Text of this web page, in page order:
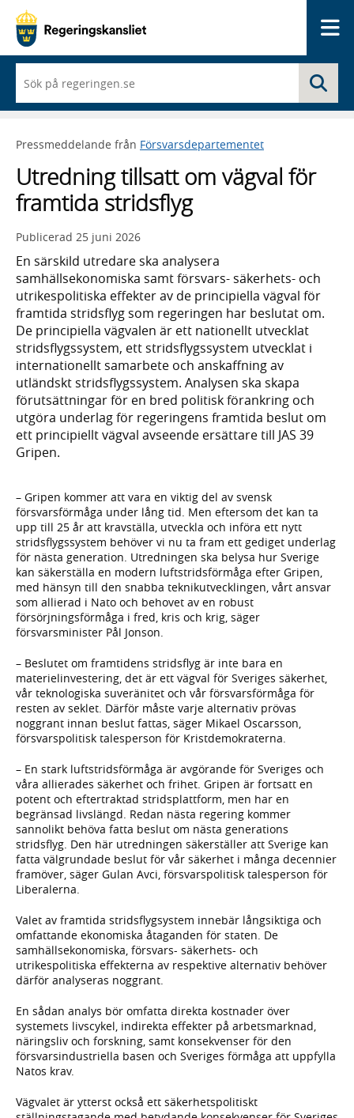
du
börjar
skriva
framträder
lista
med
sökförslag
Pressmeddelande från Försvarsdepartementet
Utredning tillsatt om vägval för
framtida stridsflyg
Publicerad 25 juni 2026
En särskild utredare ska analysera
samhällsekonomiska samt försvars- säkerhets- och
utrikespolitiska effekter av de principiella vägval för
framtida stridsflyg som regeringen har beslutat om.
De principiella vägvalen är ett nationellt utvecklat
stridsflygssystem, ett stridsflygssystem utvecklat i
internationellt samarbete och anskaffning av
utländskt stridsflygssystem. Analysen ska skapa
förutsättningar för en bred politisk förankring och
utgöra underlag för regeringens framtida beslut om
ett principiellt vägval avseende ersättare till JAS 39
Gripen.
– Gripen kommer att vara en viktig del av svensk
försvarsförmåga under lång tid. Men eftersom det kan ta
upp till 25 år att kravställa, utveckla och införa ett nytt
stridsflygssystem behöver vi nu ta fram ett gediget underlag
för nästa generation. Utredningen ska belysa hur Sverige
kan säkerställa en modern luftstridsförmåga efter Gripen,
med hänsyn till den snabba teknikutvecklingen, vårt ansvar
som allierad i Nato och behovet av en robust
försörjningsförmåga i fred, kris och krig, säger
försvarsminister Pål Jonson.
– Beslutet om framtidens stridsflyg är inte bara en
materielinvestering, det är ett vägval för Sveriges säkerhet,
vår teknologiska suveränitet och vår försvarsförmåga för
resten av seklet. Därför måste varje alternativ prövas
noggrant innan beslut fattas, säger Mikael Oscarsson,
försvarspolitisk talesperson för Kristdemokraterna.
– En stark luftstridsförmåga är avgörande för Sveriges och
våra allierades säkerhet och frihet. Gripen är fortsatt en
potent och eftertraktad stridsplattform, men har en
begränsad livslängd. Redan nästa regering kommer
sannolikt behöva fatta beslut om nästa generations
stridsflyg. Den här utredningen säkerställer att Sverige kan
fatta välgrundade beslut för vår säkerhet i många decennier
framöver, säger Gulan Avci, försvarspolitisk talesperson för
Liberalerna.
Valet av framtida stridsflygsystem innebär långsiktiga och
omfattande ekonomiska åtaganden för staten. De
samhällsekonomiska, försvars- säkerhets- och
utrikespolitiska effekterna av respektive alternativ behöver
därför analyseras noggrant.
En sådan analys bör omfatta direkta kostnader över
systemets livscykel, indirekta effekter på arbetsmarknad,
näringsliv och forskning, samt konsekvenser för den
försvarsindustriella basen och Sveriges förmåga att uppfylla
Natos krav.
Vägvalet är ytterst också ett säkerhetspolitiskt